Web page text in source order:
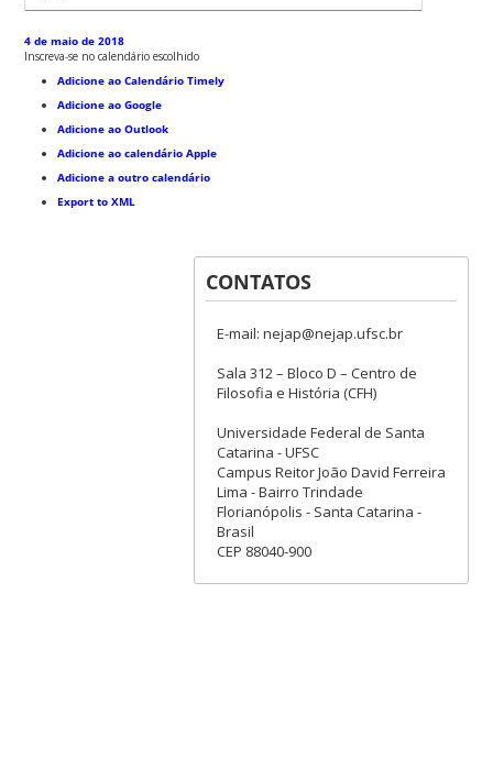
4 de maio de 2018
Inscreva-se no calendário escolhido
Adicione ao Calendário Timely
Adicione ao Google
Adicione ao Outlook
Adicione ao calendário Apple
Adicione a outro calendário
Export to XML
CONTATOS
E-mail: nejap@nejap.ufsc.br
Sala 312 – Bloco D – Centro de
Filosofia e História (CFH)
Universidade Federal de Santa
Catarina - UFSC
Campus Reitor João David Ferreira
Lima - Bairro Trindade
Florianópolis - Santa Catarina -
Brasil
CEP 88040-900